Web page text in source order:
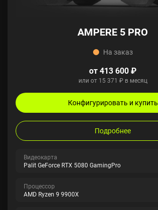
AMPERE 5 PRO
На заказ
от 413 600 ₽
или от 15 371 ₽ в месяц
Конфигурировать и купить
Подробнее
Видеокарта
Palit GeForce RTX 5080 GamingPro
Процессор
AMD Ryzen 9 9900X